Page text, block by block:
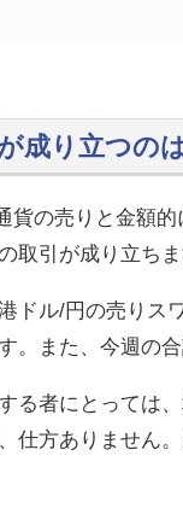
成り立つの
貨の売りと金額
取引が成り立ちま
ドル/円の売りス
。また、今週の
る者にとっては
仕方ありません